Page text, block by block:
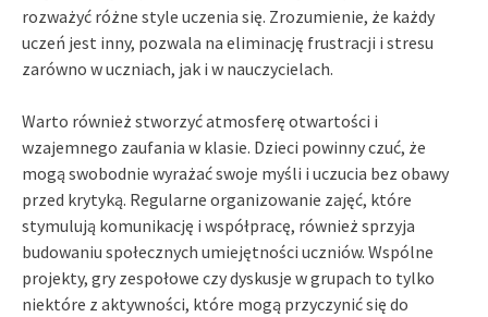
rozważyć różne style uczenia się. Zrozumienie, że każdy
uczeń jest inny, pozwala na eliminację frustracji i stresu
zarówno w uczniach, jak i w nauczycielach.
Warto również stworzyć atmosferę otwartości i
wzajemnego zaufania w klasie. Dzieci powinny czuć, że
mogą swobodnie wyrażać swoje myśli i uczucia bez obawy
przed krytyką. Regularne organizowanie zajęć, które
stymulują komunikację i współpracę, również sprzyja
budowaniu społecznych umiejętności uczniów. Wspólne
projekty, gry zespołowe czy dyskusje w grupach to tylko
niektóre z aktywności, które mogą przyczynić się do